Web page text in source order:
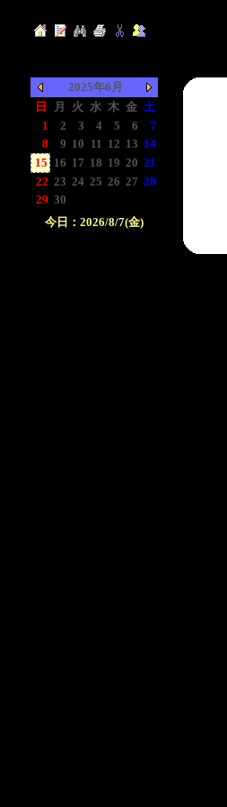
2025年6月
日
月 火 水 木 金 土
1
2 3 4 5 6
7
8
9 10 11 12 13 14
15 16 17 18 19 20 21
22 23 24 25 26 27 28
29 30
今日：2026/8/7(金)